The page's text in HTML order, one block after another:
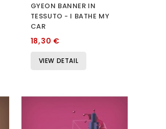
GYEON BANNER IN
TESSUTO - I BATHE MY
CAR
18,30 €
VIEW DETAIL